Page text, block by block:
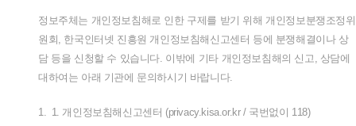
정보주체는 개인정보침해로 인한 구제를 받기 위해 개인정보분쟁조정위
원회, 한국인터넷 진흥원 개인정보침해신고센터 등에 분쟁해결이나 상
담 등을 신청할 수 있습니다. 이밖에 기타 개인정보침해의 신고, 상담에
대하여는 아래 기관에 문의하시기 바랍니다.
1. 1. 개인정보침해신고센터 (privacy.kisa.or.kr / 국번없이 118)